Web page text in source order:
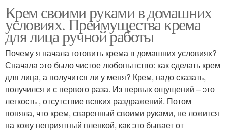
Крем своими руками в домашних
условиях. Преимущества крема
для лица ручной работы
Почему я начала готовить крема в домашних условиях?
Сначала это было чистое любопытство: как сделать крем
для лица, а получится ли у меня? Крем, надо сказать,
получился и с первого раза. Из первых ощущений – это
легкость , отсутствие всяких раздражений. Потом
поняла, что крем, сваренный своими руками, не ложится
на кожу неприятный пленкой, как это бывает от